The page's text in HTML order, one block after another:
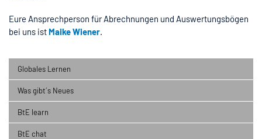
Eure Ansprechperson für Abrechnungen und Auswertungsbögen
bei uns ist Maike Wiener.
Globales Lernen
Was gibt´s Neues
BtE learn
BtE chat